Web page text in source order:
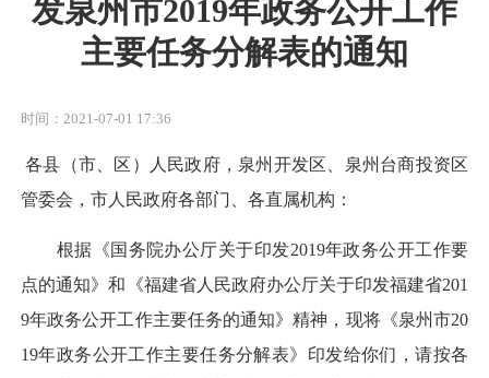
发泉州市2019年政务公开工作
主要任务分解表的通知
时间：2021-07-01 17:36
各县（市、区）人民政府，泉州开发区、泉州台商投资区
管委会，市人民政府各部门、各直属机构 ：
根据《国务院办公厅关于印发2019年政务公开工作要
点的通知》和《福建省人民政府办公厅关于印发福建省201
9年政务公开工作主要任务的通知》精神，现将《泉州市20
19年政务公开工作主要任务分解表》印发给你们，请按各